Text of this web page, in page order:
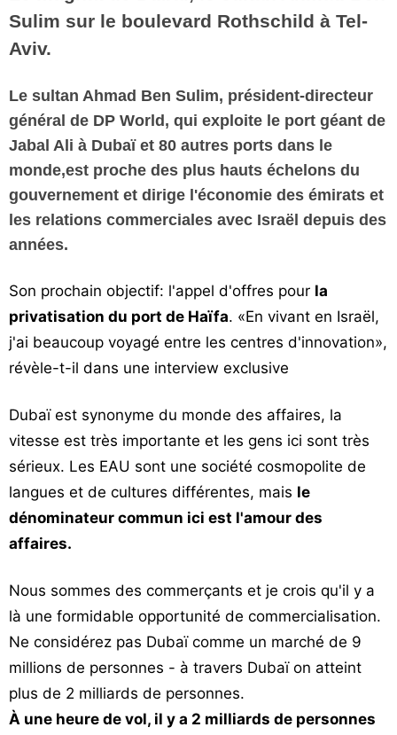
Vos
chroniques
bonnes
adresses
Sulim sur le boulevard Rothschild à Tel-
Aviv.
Le sultan Ahmad Ben Sulim, président-directeur
général de DP World, qui exploite le port géant de
Jabal Ali à Dubaï et 80 autres ports dans le
monde,est proche des plus hauts échelons du
gouvernement et dirige l'économie des émirats et
les relations commerciales avec Israël depuis des
années.
Son prochain objectif: l'appel d'offres pour la
privatisation du port de Haïfa. «En vivant en Israël,
j'ai beaucoup voyagé entre les centres d'innovation»,
révèle-t-il dans une interview exclusive
Dubaï est synonyme du monde des affaires, la
vitesse est très importante et les gens ici sont très
sérieux. Les EAU sont une société cosmopolite de
langues et de cultures différentes, mais le
dénominateur commun ici est l'amour des
affaires.
Nous sommes des commerçants et je crois qu'il y a
là une formidable opportunité de commercialisation.
Ne considérez pas Dubaï comme un marché de 9
millions de personnes - à travers Dubaï on atteint
plus de 2 milliards de personnes.
À une heure de vol, il y a 2 milliards de personnes